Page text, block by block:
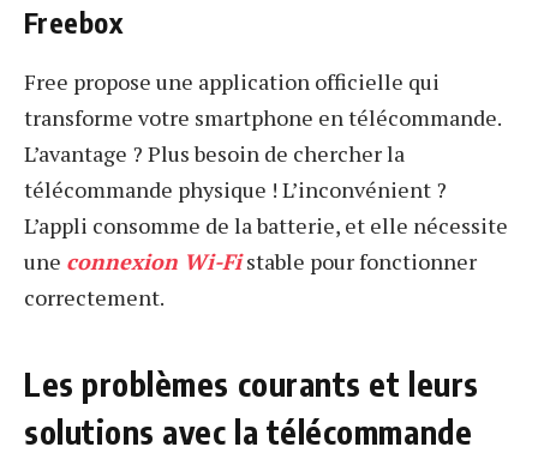
Freebox
Free propose une application officielle qui
transforme votre smartphone en télécommande.
L’avantage ? Plus besoin de chercher la
télécommande physique ! L’inconvénient ?
L’appli consomme de la batterie, et elle nécessite
une connexion Wi-Fistable pour fonctionner
correctement.
Les problèmes courants et leurs
solutions avec la télécommande